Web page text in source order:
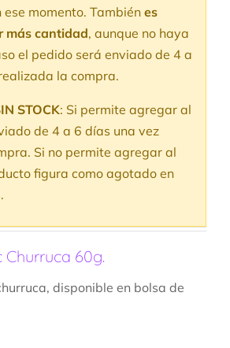
ese momento. También es
más cantidad, aunque no haya
el pedido será enviado de 4 a
la compra.
STOCK: Si permite agregar al
de 4 a 6 días una vez
Si no permite agregar al
figura como agotado en
Churruca 60g.
disponible en bolsa de